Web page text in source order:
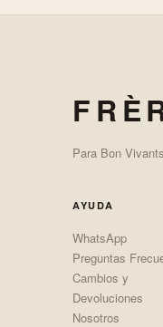
Para Bon
AYUDA
WhatsApp
Preguntas
Cambios y
Devoluciones
Nosotros